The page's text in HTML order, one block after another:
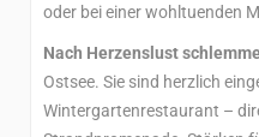
oder bei einer wohltuenden
Nach Herzenslust
Ostsee. Sie sind herzlich
Wintergartenrestaurant –